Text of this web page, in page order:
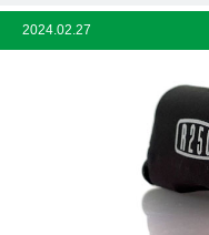
2024.02.27